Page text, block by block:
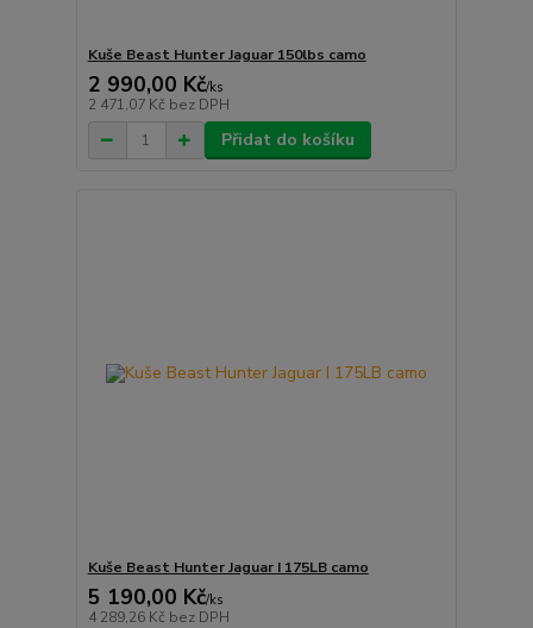
Kuše Beast Hunter Jaguar 150lbs camo
2 990,00 Kč/ks
2 471,07 Kč bez DPH
Přidat do košíku
Kuše Beast Hunter Jaguar I 175LB camo
5 190,00 Kč/ks
4 289,26 Kč bez DPH